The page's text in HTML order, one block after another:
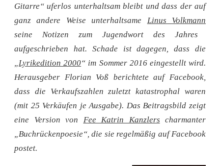
Gitarre“ uferlos unterhaltsam bleibt und dass der auf
ganz andere Weise unterhaltsame Linus Volkmann
seine Notizen zum Jugendwort des Jahres
aufgeschrieben hat. Schade ist dagegen, dass die
„Lyrikedition 2000“ im Sommer 2016 eingestellt wird.
Herausgeber Florian Voß berichtete auf Facebook,
dass die Verkaufszahlen zuletzt katastrophal waren
(mit 25 Verkäufen je Ausgabe). Das Beitragsbild zeigt
eine Version von Fee Katrin Kanzlers charmanter
„Buchrückenpoesie“, die sie regelmäßig auf Facebook
postet.